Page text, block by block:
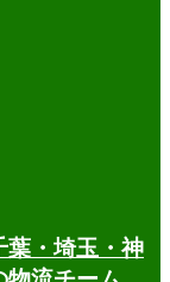
葉・埼玉・神